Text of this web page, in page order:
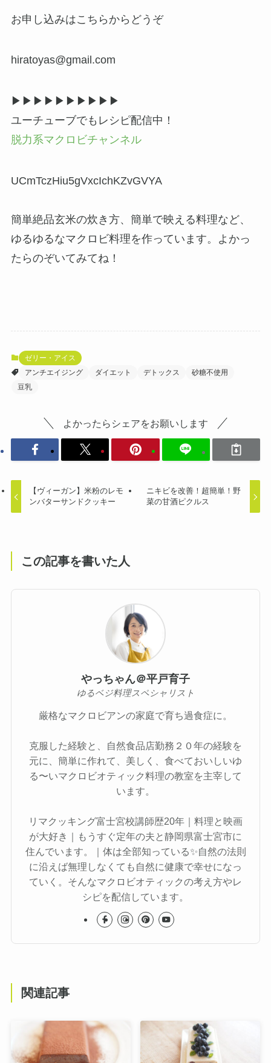
お申し込みはこちらからどうぞ
hiratoyas@gmail.com
▶▶︎▶︎▶▶︎▶︎▶▶︎▶︎▶
ユーチューブでもレシピ配信中！
脱力系マクロビチャンネル
UCmTczHiu5gVxcIchKZvGVYA
簡単絶品玄米の炊き方、簡単で映える料理など、
ゆるゆるなマクロビ料理を作っています。よかっ
たらのぞいてみてね！
ゼリー・アイス
アンチエイジング
ダイエット デトックス
砂糖不使用
豆乳
よかったらシェアをお願いします
【ヴィーガン】米粉のレモ
ンバターサンドクッキー
ニキビを改善！超簡単！野
菜の甘酒ピクルス
この記事を書いた人
やっちゃん＠平戸育子
ゆるベジ料理スペシャリスト
厳格なマクロビアンの家庭で育ち過食症に。
克服した経験と、自然食品店勤務２０年の経験を
元に、簡単に作れて、美しく、食べておいしいゆ
る〜いマクロビオティック料理の教室を主宰して
います。
リマクッキング富士宮校講師歴20年｜料理と映画
が大好き｜もうすぐ定年の夫と静岡県富士宮市に
住んでいます。｜体は全部知っている✨自然の法則
に沿えば無理しなくても自然に健康で幸せになっ
ていく。そんなマクロビオティックの考え方やレ
シピを配信しています。
関連記事